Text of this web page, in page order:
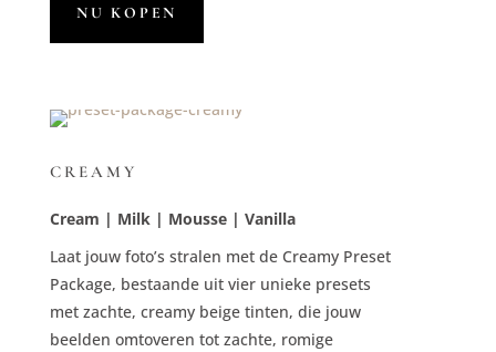
NU KOPEN
CREAMY
Cream | Milk | Mousse | Vanilla
Laat jouw foto’s stralen met de Creamy Preset
Package, bestaande uit vier unieke presets
met zachte, creamy beige tinten, die jouw
beelden omtoveren tot zachte, romige